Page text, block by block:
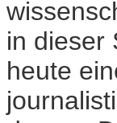
in dieser
heute